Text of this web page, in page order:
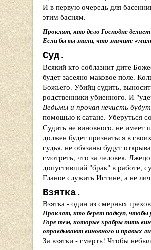
И в первую очередь для
этим басням.
Проклят, кто дело Господне
Если бы вы знали, что значит:«
Суд.
Всякий кто соблазнит дите
будет засеяно маковое поле.
Божьего. Убийц судить,
родственники убиенного. И
Ведьмы и прочая нечисть
помощью к сатане. Уберуться
Судить не виновного, не имеет
должен будет признаться в
судья, не обязаны будут
смотреть, что за человек.
допустивший "брак" в работе,
Гланое служить Истине, а не
Взятка.
Взятка - один из смерных
Проклят, кто берет подкуп, чтобы
Горе тем, которые храбры пить
оправдывают виновного и правых
За взятки - смерть! Чтобы